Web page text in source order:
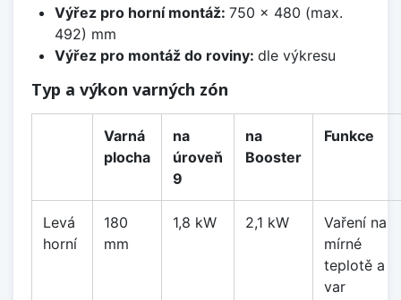
Výřez pro horní montáž: 750 x 480 (max.
492) mm
Výřez pro montáž do roviny: dle výkresu
Typ a výkon varných zón
Varná
plocha
na
úroveň
9
na
Booster
Funkce
Levá
horní
180
mm
1,8 kW 2,1 kW
Vaření na
mírné
teplotě a
var